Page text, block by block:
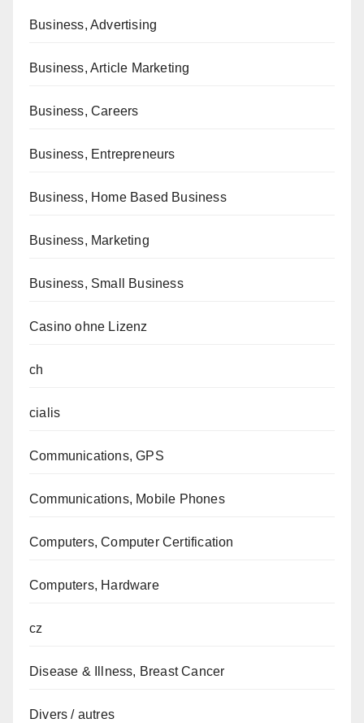
Business, Advertising
Business, Article Marketing
Business, Careers
Business, Entrepreneurs
Business, Home Based Business
Business, Marketing
Business, Small Business
Casino ohne Lizenz
ch
cialis
Communications, GPS
Communications, Mobile Phones
Computers, Computer Certification
Computers, Hardware
cz
Disease & Illness, Breast Cancer
Divers / autres